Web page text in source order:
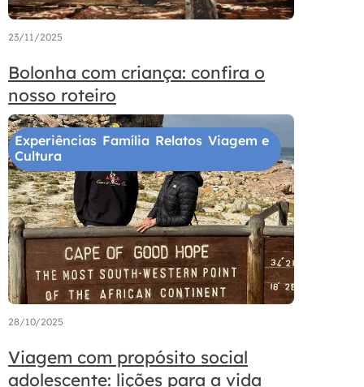
23/11/2025
Bolonha com criança: confira o
nosso roteiro
Experiências Família Relatos Viagem e
Cultura
28/10/2025
Viagem com propósito social
adolescente: lições para a vida